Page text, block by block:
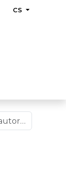
CS